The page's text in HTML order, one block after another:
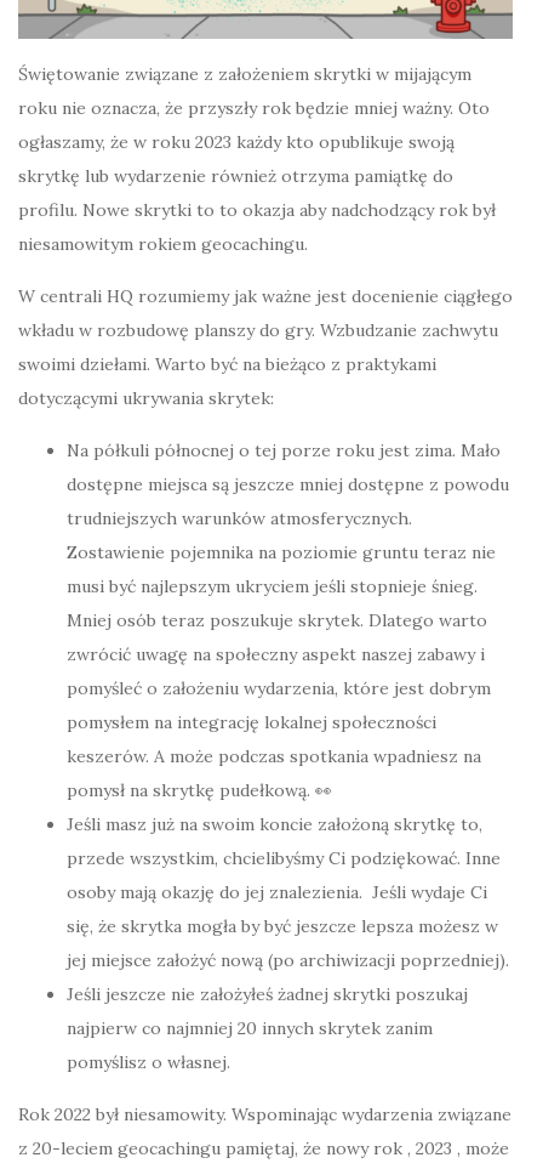
Świętowanie związane z założeniem skrytki w mijającym
roku nie oznacza, że przyszły rok będzie mniej ważny. Oto
ogłaszamy, że w roku 2023 każdy kto opublikuje swoją
skrytkę lub wydarzenie również otrzyma pamiątkę do
profilu. Nowe skrytki to to okazja aby nadchodzący rok był
niesamowitym rokiem geocachingu.
W centrali HQ rozumiemy jak ważne jest docenienie ciągłego
wkładu w rozbudowę planszy do gry. Wzbudzanie zachwytu
swoimi dziełami. Warto być na bieżąco z praktykami
dotyczącymi ukrywania skrytek:
Na półkuli północnej o tej porze roku jest zima. Mało
dostępne miejsca są jeszcze mniej dostępne z powodu
trudniejszych warunków atmosferycznych.
Zostawienie pojemnika na poziomie gruntu teraz nie
musi być najlepszym ukryciem jeśli stopnieje śnieg.
Mniej osób teraz poszukuje skrytek. Dlatego warto
zwrócić uwagę na społeczny aspekt naszej zabawy i
pomyśleć o założeniu wydarzenia, które jest dobrym
pomysłem na integrację lokalnej społeczności
keszerów. A może podczas spotkania wpadniesz na
pomysł na skrytkę pudełkową. 👀
Jeśli masz już na swoim koncie założoną skrytkę to,
przede wszystkim, chcielibyśmy Ci podziękować. Inne
osoby mają okazję do jej znalezienia. Jeśli wydaje Ci
się, że skrytka mogła by być jeszcze lepsza możesz w
jej miejsce założyć nową (po archiwizacji poprzedniej).
Jeśli jeszcze nie założyłeś żadnej skrytki poszukaj
najpierw co najmniej 20 innych skrytek zanim
pomyślisz o własnej.
Rok 2022 był niesamowity. Wspominając wydarzenia związane
z 20-leciem geocachingu pamiętaj, że nowy rok , 2023 , może